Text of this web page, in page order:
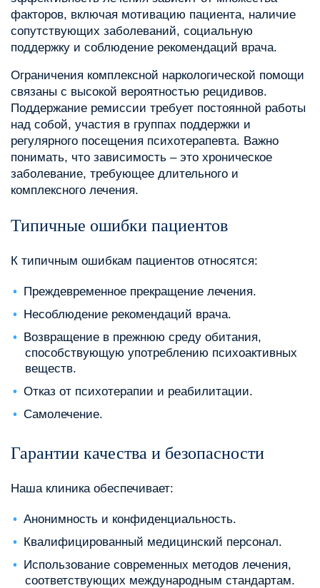
факторов, включая мотивацию пациента, наличие
сопутствующих заболеваний, социальную
поддержку и соблюдение рекомендаций врача.
Ограничения комплексной наркологической помощи
связаны с высокой вероятностью рецидивов.
Поддержание ремиссии требует постоянной работы
над собой, участия в группах поддержки и
регулярного посещения психотерапевта. Важно
понимать, что зависимость – это хроническое
заболевание, требующее длительного и
комплексного лечения.
Типичные ошибки пациентов
К типичным ошибкам пациентов относятся:
Преждевременное прекращение лечения.
Несоблюдение рекомендаций врача.
Возвращение в прежнюю среду обитания,
способствующую употреблению психоактивных
веществ.
Отказ от психотерапии и реабилитации.
Самолечение.
Гарантии качества и безопасности
Наша клиника обеспечивает:
Анонимность и конфиденциальность.
Квалифицированный медицинский персонал.
Использование современных методов лечения,
соответствующих международным стандартам.